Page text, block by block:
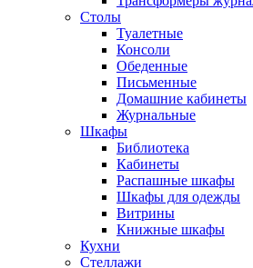
Столы
Туалетные
Консоли
Обеденные
Письменные
Домашние кабинеты
Журнальные
Шкафы
Библиотека
Кабинеты
Распашные шкафы
Шкафы для одежды
Витрины
Книжные шкафы
Кухни
Стеллажи